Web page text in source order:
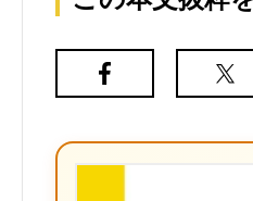
Facebook
X（